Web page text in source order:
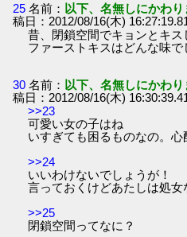
25 名前： 以下、名無しにかわ
稿日：2012/08/16(木)
昔、閉鎖空間でキョンとキス
ファーストキスはどんな味で
30 名前： 以下、名無しにかわ
稿日：2012/08/16(木)
>>23
可愛い女の子はね
いすぎても困るものなの。心
>>24
いいわけないでしょうが！
言っておくけどあたしは処女
>>25
閉鎖空間ってなに？